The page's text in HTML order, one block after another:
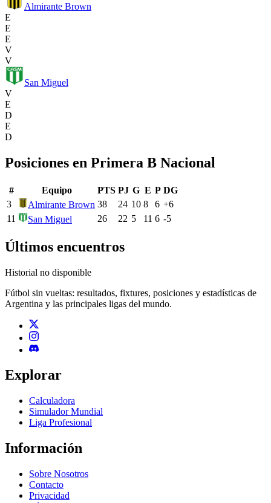
Almirante Brown
E
E
E
V
V
San Miguel
V
E
D
E
D
Posiciones en Primera B Nacional
# Equipo PTS PJ G E P DG
3
Almirante Brown 38 24 10 8 6 +6
11
San Miguel 26 22 5 11 6 -5
Últimos encuentros
Historial no disponible
Fútbol sin vueltas: resultados, fixtures, posiciones y estadísticas de
Argentina y las principales ligas del mundo.
Explorar
Calculadora
Simulador Mundial
Liga Profesional
Información
Sobre Nosotros
Contacto
Privacidad